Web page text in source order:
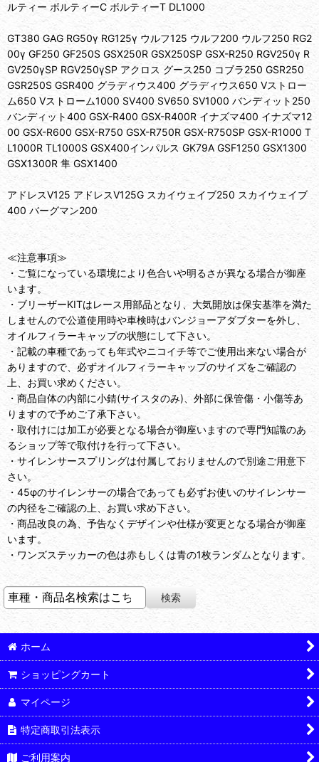
ルティー ボルティーC ボルティーT DL1000
GT380 GAG RG50γ RG125γ ウルフ125 ウルフ200 ウルフ250 RG2
00γ GF250 GF250S GSX250R GSX250SP GSX-R250 RGV250γ R
GV250γSP RGV250γSP アクロス グース250 コブラ250 GSR250
GSR250S GSR400 グラディウス400 グラディウス650 Vストロー
ム650 Vストローム1000 SV400 SV650 SV1000 バンディット250
バンディット400 GSX-R400 GSX-R400R イナズマ400 イナズマ12
00 GSX-R600 GSX-R750 GSX-R750R GSX-R750SP GSX-R1000 T
L1000R TL1000S GSX400インパルス GK79A GSF1250 GSX1300
GSX1300R 隼 GSX1400
アドレスV125 アドレスV125G スカイウェイブ250 スカイウェイブ
400 バーグマン200
≪注意事項≫
・ご覧になっている環境により色合いや明るさが異なる場合が御座
います。
・ブリーザーKITはレース用部品となり、大気開放は保安基準を満た
しませんので公道使用時や車検時はバンジョーアダブターを外し、
オイルフィラーキャップの状態にして下さい。
・記載の車種であっても年式やニコイチ等でご使用出来ない場合が
ありますので、必ずオイルフィラーキャップのサイズをご確認の
上、お買い求めください。
・商品自体の内部に小錆(サイスタのみ)、外部に保管傷・小傷等あ
りますので予めご了承下さい。
・取付けには加工が必要となる場合が御座いますので専門知識のあ
るショップ等で取付けを行って下さい。
・サイレンサースプリングは付属しておりませんので別途ご用意下
さい。
・45φのサイレンサーの場合であっても必ずお使いのサイレンサー
の内径をご確認の上、お買い求め下さい。
・商品改良の為、予告なくデザインや仕様が変更となる場合が御座
います。
・ワンズステッカーの色は赤もしくは青の1枚ランダムとなります。
ホーム
ショッピングカート
マイページ
特定商取引法表示
ご利用案内